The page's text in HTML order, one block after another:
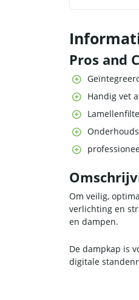
Pros and
Handig vet
Om veilig,
verlichting en
en dampen.
De dampkap is
digitale